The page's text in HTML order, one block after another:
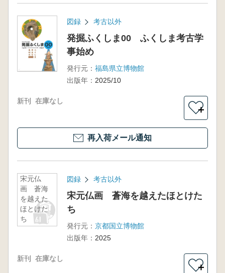
図録 考古以外
発掘ふくしま00 ふくしま考古学
事始め
発行元： 福島県立博物館
出版年： 2025/10
新刊 在庫なし
＋
再入荷メール通知
宋元仏
画 蒼海
を越えた
ほとけた
ち
図録 考古以外
宋元仏画 蒼海を越えたほとけた
ち
発行元： 京都国立博物館
出版年： 2025
新刊 在庫なし
＋